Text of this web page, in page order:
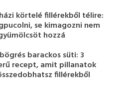
körtelé fillérekből télire:
se kimagozni nem
hozzá
barackos süti: 3
recept, amit pillanatok
fillérekből